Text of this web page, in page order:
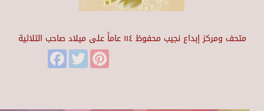
متحف ومركز إبداع نجيب محفوظ ١١٤ عاماً على ميلاد صاحب الثلاثية
FacebookTwitter